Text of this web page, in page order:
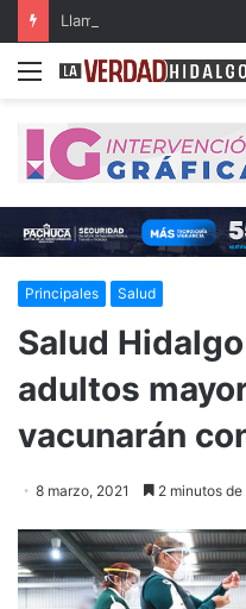
Menu
Principales Salud
Salud
adultos
vacunarán
8 marzo, 2021 2 minutos